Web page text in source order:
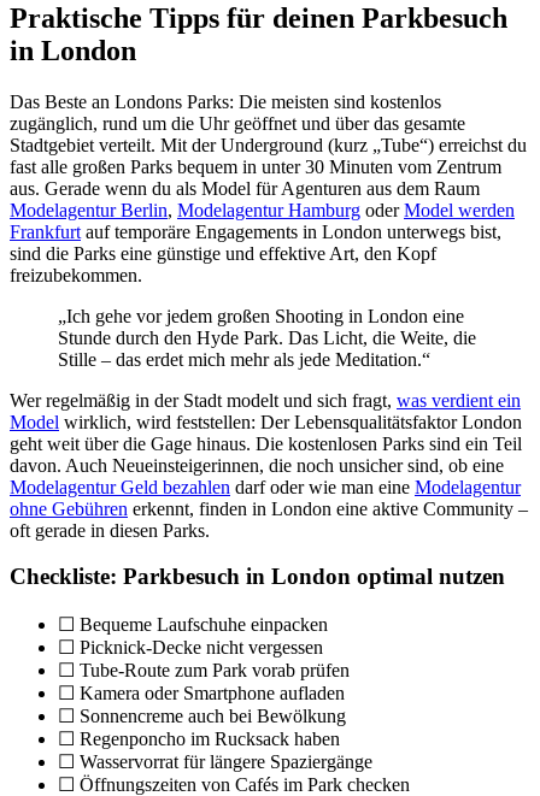
Praktische Tipps für deinen Parkbesuch
in London
Das Beste an Londons Parks: Die meisten sind kostenlos
zugänglich, rund um die Uhr geöffnet und über das gesamte
Stadtgebiet verteilt. Mit der Underground (kurz „Tube“) erreichst du
fast alle großen Parks bequem in unter 30 Minuten vom Zentrum
aus. Gerade wenn du als Model für Agenturen aus dem Raum
Modelagentur Berlin, Modelagentur Hamburg oderModel werden
Frankfurt auf temporäre Engagements in London unterwegs bist,
sind die Parks eine günstige und effektive Art, den Kopf
freizubekommen.
„Ich gehe vor jedem großen Shooting in London eine
Stunde durch den Hyde Park. Das Licht, die Weite, die
Stille – das erdet mich mehr als jede Meditation.“
Wer regelmäßig in der Stadt modelt und sich fragt, was verdient ein
Model wirklich, wird feststellen: Der Lebensqualitätsfaktor London
geht weit über die Gage hinaus. Die kostenlosen Parks sind ein Teil
davon. Auch Neueinsteigerinnen, die noch unsicher sind, ob eine
Modelagentur Geld bezahlen darf oder wie man eine Modelagentur
ohne Gebühren erkennt, finden in London eine aktive Community –
oft gerade in diesen Parks.
Checkliste: Parkbesuch in London optimal nutzen
☐ Bequeme Laufschuhe einpacken
☐ Picknick-Decke nicht vergessen
☐ Tube-Route zum Park vorab prüfen
☐ Kamera oder Smartphone aufladen
☐ Sonnencreme auch bei Bewölkung
☐ Regenponcho im Rucksack haben
☐ Wasservorrat für längere Spaziergänge
☐ Öffnungszeiten von Cafés im Park checken